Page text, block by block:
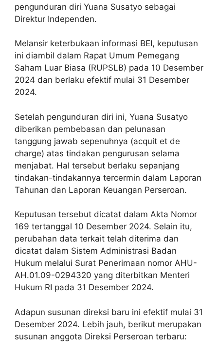
pengunduran diri Yuana Susatyo sebagai
Direktur Independen.
Melansir keterbukaan informasi BEI, keputusan
ini diambil dalam Rapat Umum Pemegang
Saham Luar Biasa (RUPSLB) pada 10 Desember
2024 dan berlaku efektif mulai 31 Desember
2024.
Setelah pengunduran diri ini, Yuana Susatyo
diberikan pembebasan dan pelunasan
tanggung jawab sepenuhnya (acquit et de
charge) atas tindakan pengurusan selama
menjabat. Hal tersebut berlaku sepanjang
tindakan-tindakannya tercermin dalam Laporan
Tahunan dan Laporan Keuangan Perseroan.
Keputusan tersebut dicatat dalam Akta Nomor
169 tertanggal 10 Desember 2024. Selain itu,
perubahan data terkait telah diterima dan
dicatat dalam Sistem Administrasi Badan
Hukum melalui Surat Penerimaan nomor AHU-
AH.01.09-0294320 yang diterbitkan Menteri
Hukum RI pada 31 Desember 2024.
Adapun susunan direksi baru ini efektif mulai 31
Desember 2024. Lebih jauh, berikut merupakan
susunan anggota Direksi Perseroan terbaru: